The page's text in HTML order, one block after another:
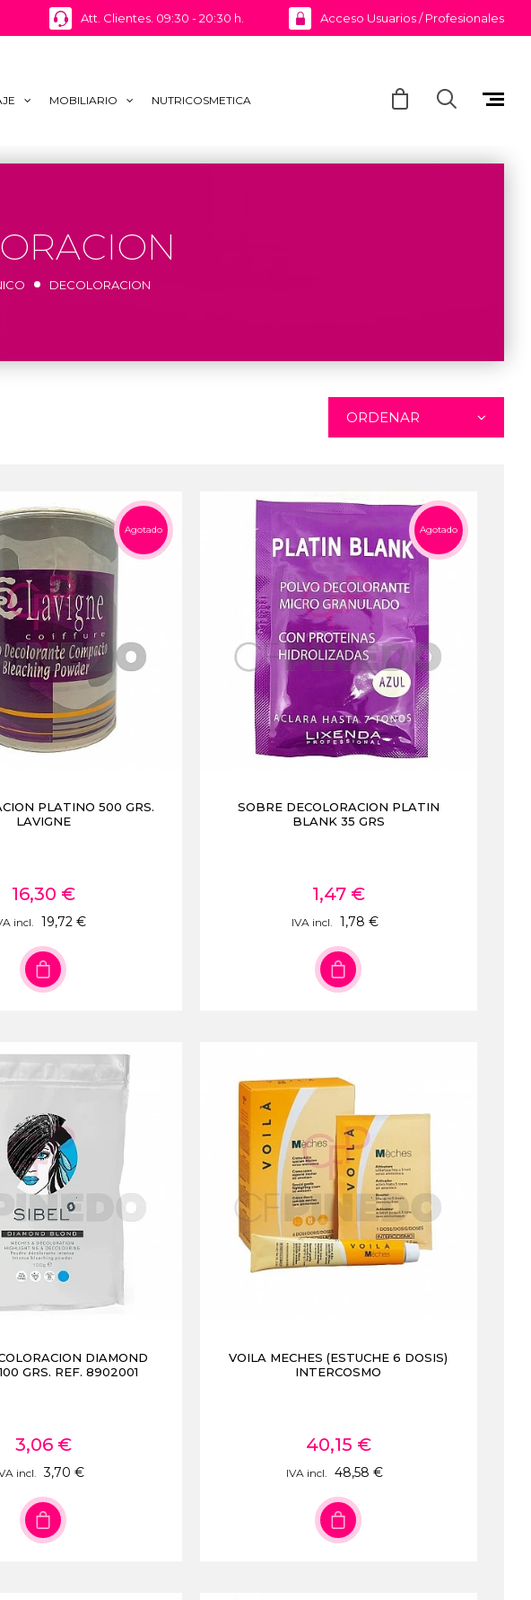
Att. Clientes. 09:30 - 20:30 h. Acceso Usuarios / Profesionales
MOBILIARIO NUTRICOSMETICA
DECOLORACION
ORDENAR
PLATINO 500 GRS.
LAVIGNE
16,30 €
incl. 19,72 €
Agotado
SOBRE DECOLORACION PLATIN
BLANK 35 GRS
1,47 €
IVA incl. 1,78 €
Agotado
DIAMOND
GRS. REF. 8902001
3,06 €
incl. 3,70 €
VOILA MECHES (ESTUCHE 6 DOSIS)
INTERCOSMO
40,15 €
IVA incl. 48,58 €